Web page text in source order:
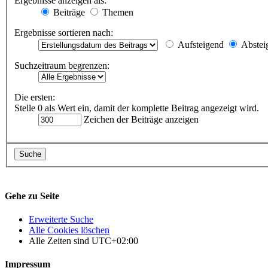
Beiträge
Themen
Ergebnisse sortieren nach:
Aufsteigend
Suchzeitraum begrenzen:
Die ersten:
Stelle 0 als Wert ein, damit der komplette Beitrag angezeigt wird.
Zeichen der Beiträge anzeigen
Gehe zu Seite
Erweiterte Suche
Alle Cookies löschen
Alle Zeiten sind UTC+02:00
Impressum